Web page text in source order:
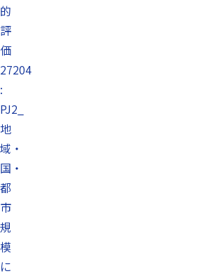
的
評
価
27204
:
PJ2_
地
域・
国・
都
市
規
模
に